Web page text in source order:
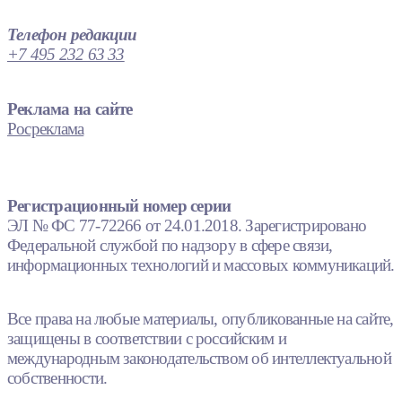
Телефон редакции
+7 495 232 63 33
Реклама на сайте
Росреклама
Регистрационный номер серии
ЭЛ № ФС 77-72266 от 24.01.2018. Зарегистрировано
Федеральной службой по надзору в сфере связи,
информационных технологий и массовых коммуникаций.
Все права на любые материалы, опубликованные на сайте,
защищены в соответствии с российским и
международным законодательством об интеллектуальной
собственности.